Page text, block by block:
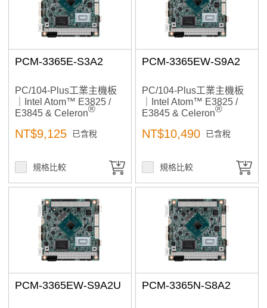
Price: high–low
Price: low–high
A to Z
Z to A
PCM-3365E-S3A2
PC/104-Plus工業主機板
｜Intel Atom™ E3825 /
E3845 & Celeron®
化, 高擴充與低功耗設計,
NT$9,125 已含稅
規格比較
PCM-3365EW-S9A2
PC/104-Plus工業主機板
｜Intel Atom™ E3825 /
E3845 & Celeron®
化, 高擴充與低功耗設計,
NT$10,490 已含稅
規格比較
PCM-3365EW-S9A2U PCM-3365N-S8A2
產品已加入購物車